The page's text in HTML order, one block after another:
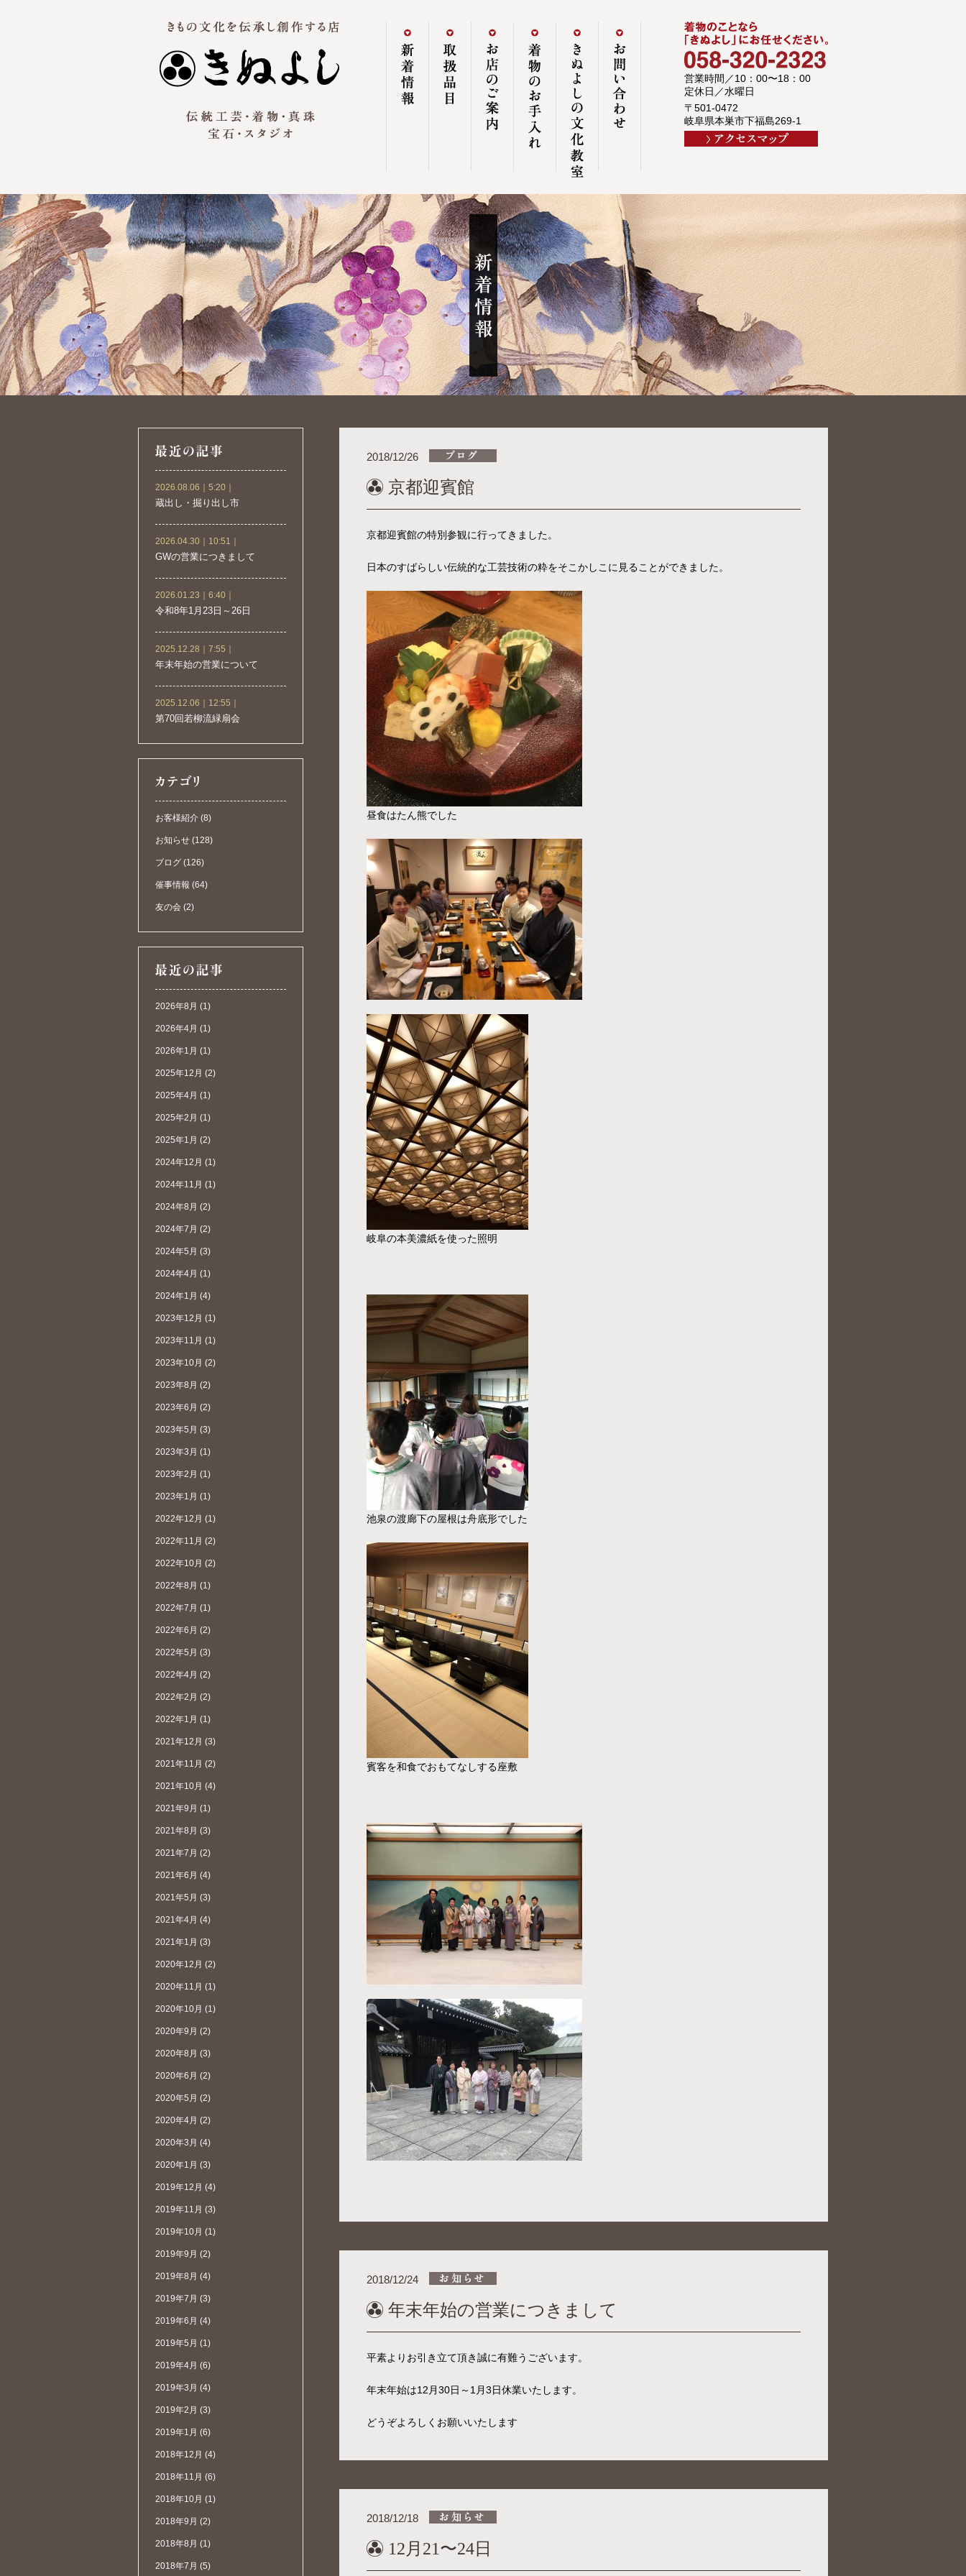
営業時間／10：00〜18：00
定休日／水曜日
〒501-0472
岐阜県本巣市下福島269-1
2026.08.06｜5:20｜
蔵出し・掘り出し市
2026.04.30｜10:51｜
GWの営業につきまして
2026.01.23｜6:40｜
令和8年1月23日～26日
2025.12.28｜7:55｜
年末年始の営業について
2025.12.06｜12:55｜
第70回若柳流緑扇会
お客様紹介 (8)
お知らせ (128)
ブログ (126)
催事情報 (64)
友の会 (2)
2026年8月 (1)
2026年4月 (1)
2026年1月 (1)
2025年12月 (2)
2025年4月 (1)
2025年2月 (1)
2025年1月 (2)
2024年12月 (1)
2024年11月 (1)
2024年8月 (2)
2024年7月 (2)
2024年5月 (3)
2024年4月 (1)
2024年1月 (4)
2023年12月 (1)
2023年11月 (1)
2023年10月 (2)
2023年8月 (2)
2023年6月 (2)
2023年5月 (3)
2023年3月 (1)
2023年2月 (1)
2023年1月 (1)
2022年12月 (1)
2022年11月 (2)
2022年10月 (2)
2022年8月 (1)
2022年7月 (1)
2022年6月 (2)
2022年5月 (3)
2022年4月 (2)
2022年2月 (2)
2022年1月 (1)
2021年12月 (3)
2021年11月 (2)
2021年10月 (4)
2021年9月 (1)
2021年8月 (3)
2021年7月 (2)
2021年6月 (4)
2021年5月 (3)
2021年4月 (4)
2021年1月 (3)
2020年12月 (2)
2020年11月 (1)
2020年10月 (1)
2020年9月 (2)
2020年8月 (3)
2020年6月 (2)
2020年5月 (2)
2020年4月 (2)
2020年3月 (4)
2020年1月 (3)
2019年12月 (4)
2019年11月 (3)
2019年10月 (1)
2019年9月 (2)
2019年8月 (4)
2019年7月 (3)
2019年6月 (4)
2019年5月 (1)
2019年4月 (6)
2019年3月 (4)
2019年2月 (3)
2019年1月 (6)
2018年12月 (4)
2018年11月 (6)
2018年10月 (1)
2018年9月 (2)
2018年8月 (1)
2018年7月 (5)
2018/12/26
京都迎賓館
京都迎賓館の特別参観に行ってきました。
日本のすばらしい伝統的な工芸技術の粋をそこかしこに見ることができました。
昼食はたん熊でした
岐阜の本美濃紙を使った照明
池泉の渡廊下の屋根は舟底形でした
賓客を和食でおもてなしする座敷
2018/12/24
年末年始の営業につきまして
平素よりお引き立て頂き誠に有難うございます。
年末年始は12月30日～1月3日休業いたします。
どうぞよろしくお願いいたします
2018/12/18
12月21〜24日